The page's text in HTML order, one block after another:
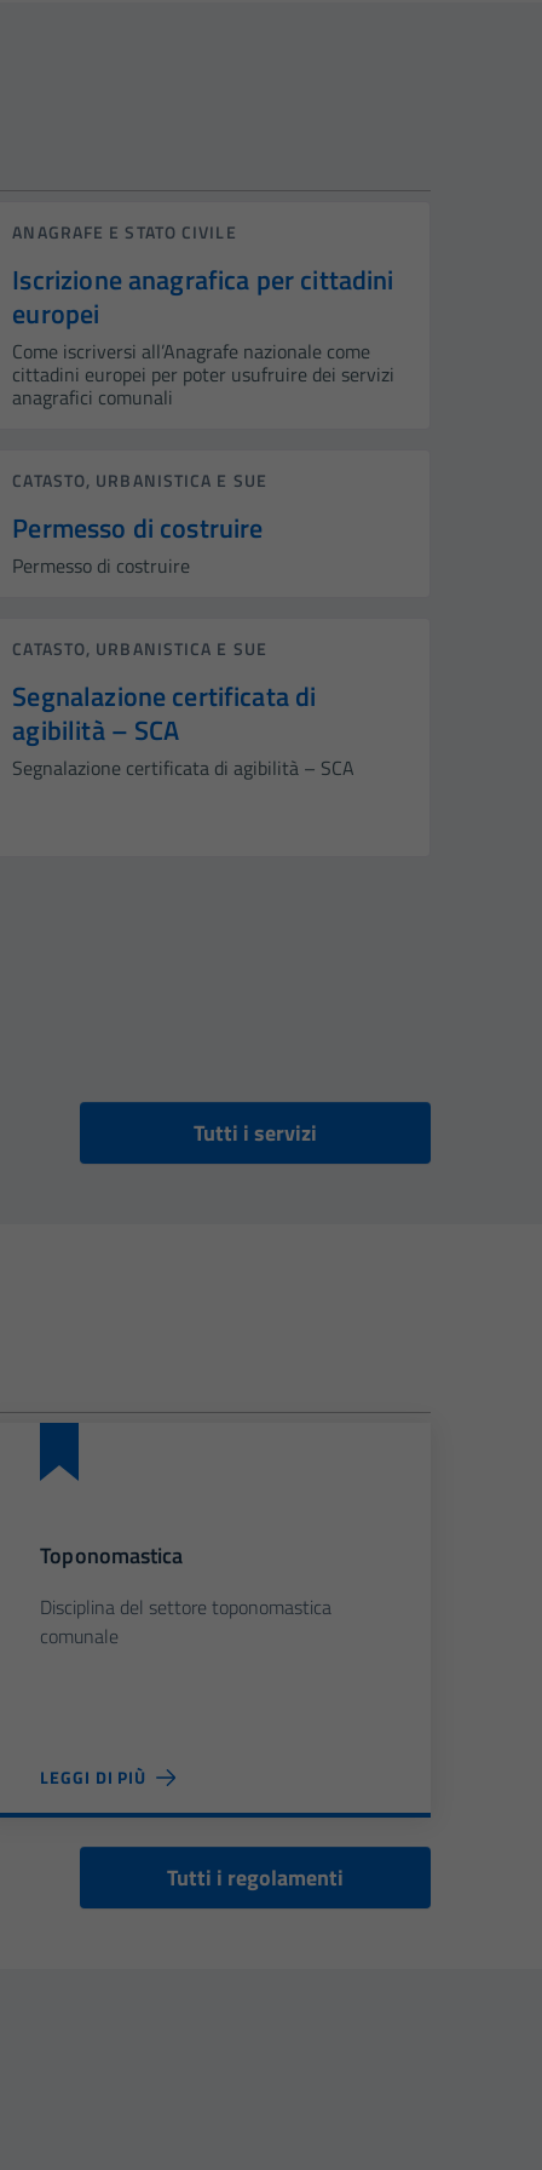
ANAGRAFE E STATO CIVILE
Iscrizione anagrafica per cittadini
europei
Come iscriversi all’Anagrafe nazionale come
cittadini europei per poter usufruire dei servizi
anagrafici comunali
CATASTO, URBANISTICA E SUE
Permesso di costruire
Permesso di costruire
CATASTO, URBANISTICA E SUE
Segnalazione certificata di
agibilità – SCA
Segnalazione certificata di agibilità – SCA
Tutti i servizi
Toponomastica
Disciplina del settore toponomastica
comunale
LEGGI DI PIÙ
Tutti i regolamenti